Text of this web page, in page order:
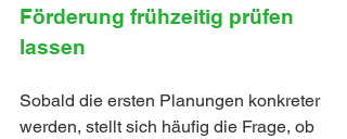
Förderung frühzeitig prüfen
lassen
Sobald die ersten Planungen konkreter
werden, stellt sich häufig die Frage, ob